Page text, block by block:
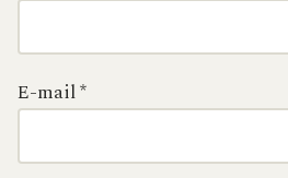
E-mail*